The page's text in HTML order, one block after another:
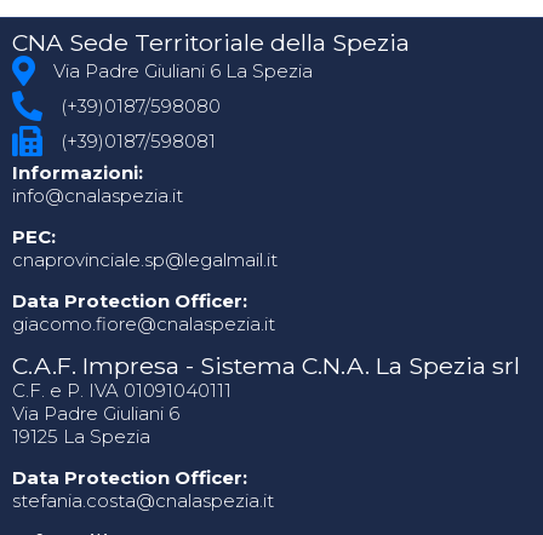
CNA Sede Territoriale della Spezia
Via Padre Giuliani 6 La Spezia
(+39)0187/598080
(+39)0187/598081
Informazioni:
info@cnalaspezia.it
PEC:
cnaprovinciale.sp@legalmail.it
Data Protection Officer:
giacomo.fiore@cnalaspezia.it
C.A.F. Impresa - Sistema C.N.A. La Spezia srl
C.F. e P. IVA 01091040111
Via Padre Giuliani 6
19125 La Spezia
Data Protection Officer:
stefania.costa@cnalaspezia.it